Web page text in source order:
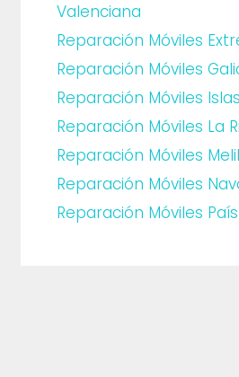
Valenciana
Reparación Móviles
Reparación Móviles
Reparación Móviles
Reparación Móviles La
Reparación Móviles
Reparación Móviles
Reparación Móviles